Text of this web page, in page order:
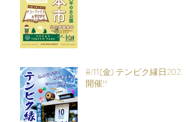
8/11(金) テンピク縁日2023
開催!!